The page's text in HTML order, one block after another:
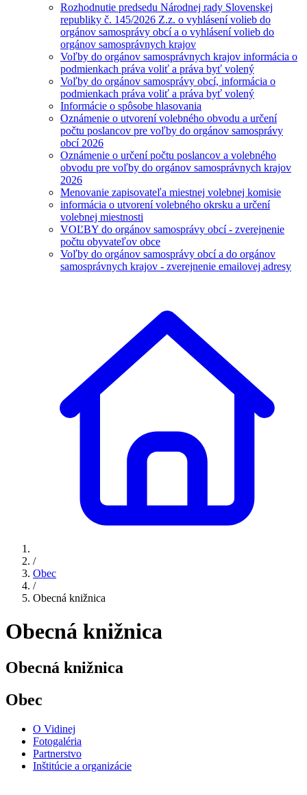
Rozhodnutie predsedu Národnej rady Slovenskej
republiky č. 145/2026 Z.z. o vyhlásení volieb do
orgánov samosprávy obcí a o vyhlásení volieb do
orgánov samosprávnych krajov
Voľby do orgánov samosprávnych krajov informácia o
podmienkach práva voliť a práva byť volený
Voľby do orgánov samosprávy obcí, informácia o
podmienkach práva voliť a práva byť volený
Informácie o spôsobe hlasovania
Oznámenie o utvorení volebného obvodu a určení
počtu poslancov pre voľby do orgánov samosprávy
obcí 2026
Oznámenie o určení počtu poslancov a volebného
obvodu pre voľby do orgánov samosprávnych krajov
2026
Menovanie zapisovateľa miestnej volebnej komisie
informácia o utvorení volebného okrsku a určení
volebnej miestnosti
VOĽBY do orgánov samosprávy obcí - zverejnenie
počtu obyvateľov obce
Voľby do orgánov samosprávy obcí a do orgánov
samosprávnych krajov - zverejnenie emailovej adresy
/
Obec
/
Obecná knižnica
Obecná knižnica
Obecná knižnica
Obec
O Vidinej
Fotogaléria
Partnerstvo
Inštitúcie a organizácie